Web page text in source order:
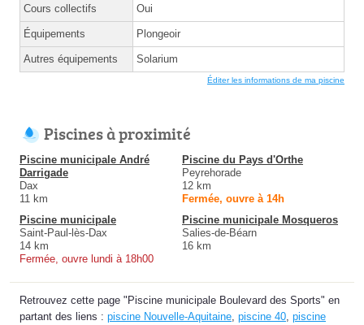
Cours collectifs Oui
Équipements Plongeoir
Autres équipements Solarium
Éditer les informations de ma piscine
Piscines à proximité
Piscine municipale André
Darrigade
Dax
11 km
Piscine du Pays d'Orthe
Peyrehorade
12 km
Fermée, ouvre à 14h
Piscine municipale
Saint-Paul-lès-Dax
14 km
Fermée, ouvre lundi à 18h00
Piscine municipale Mosqueros
Salies-de-Béarn
16 km
Retrouvez cette page "Piscine municipale Boulevard des Sports" en
partant des liens : piscine Nouvelle-Aquitaine, piscine 40, piscine